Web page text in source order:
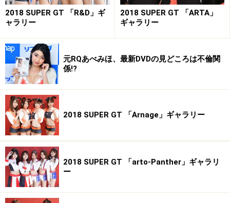
2018 SUPER GT 「R&D」ギ
ャラリー
2018 SUPER GT 「ARTA」
ギャラリー
元RQあべみほ、最新DVDの見どころは不倫関
係!?
2018 SUPER GT 「Arnage」ギャラリー
2018 SUPER GT 「arto-Panther」ギャラリ
ー